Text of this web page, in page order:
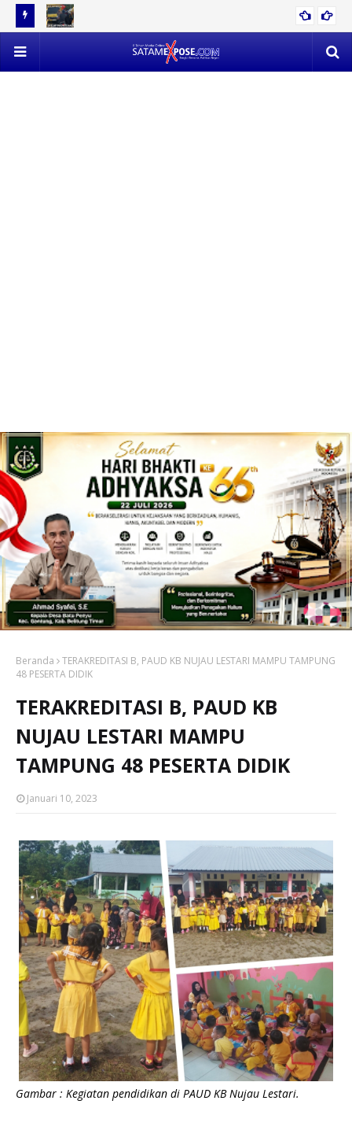
TON
EVAKUASI 53 TON TIMAH MENDAPAT PERLAWANAN SENGIT,
POLISI VS SATLAP TRICAKTI
Beranda
TERAKREDITASI B, PAUD KB NUJAU LESTARI MAMPU TAMPUNG
48 PESERTA DIDIK
TERAKREDITASI B, PAUD KB
NUJAU LESTARI MAMPU
TAMPUNG 48 PESERTA DIDIK
Januari 10, 2023
Gambar : Kegiatan pendidikan di PAUD KB Nujau Lestari.